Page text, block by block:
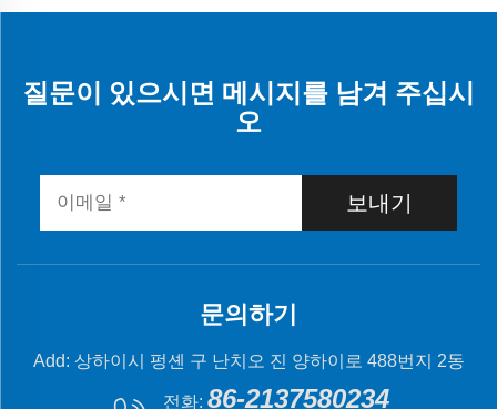
질문이 있으시면 메시지를 남겨 주십시
오
보내기
문의하기
Add: 상하이시 펑셴 구 난치오 진 양하이로 488번지 2동
전화: 86-2137580234